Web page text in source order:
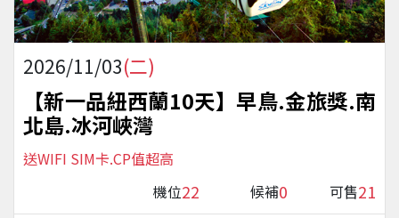
2026/11/03(二)
【新一品紐西蘭10天】早鳥.金旅獎.南
北島.冰河峽灣
送WIFI SIM卡.CP值超高
機位22 候補0 可售21